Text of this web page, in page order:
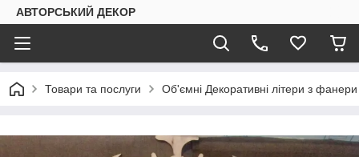
АВТОРСЬКИЙ ДЕКОР
Товари та послуги Об'ємні Декоративні літери з